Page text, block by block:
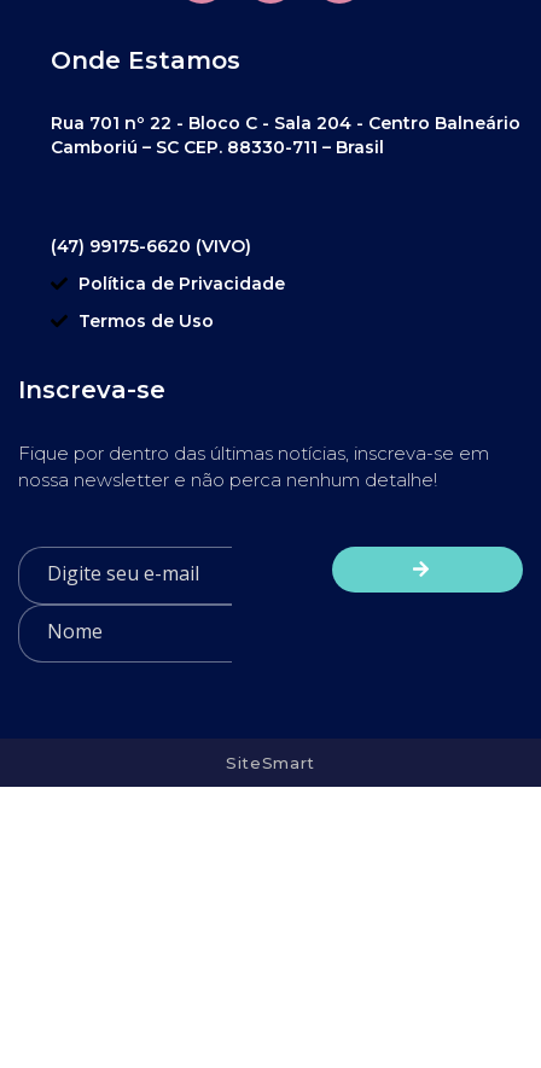
Onde Estamos
Rua 701 nº 22 - Bloco C - Sala 204 - Centro Balneário
Camboriú – SC CEP. 88330-711 – Brasil
(47) 99175-6620 (VIVO)
Política de Privacidade
Termos de Uso
Inscreva-se
Fique por dentro das últimas notícias, inscreva-se em
nossa newsletter e não perca nenhum detalhe!
SiteSmart